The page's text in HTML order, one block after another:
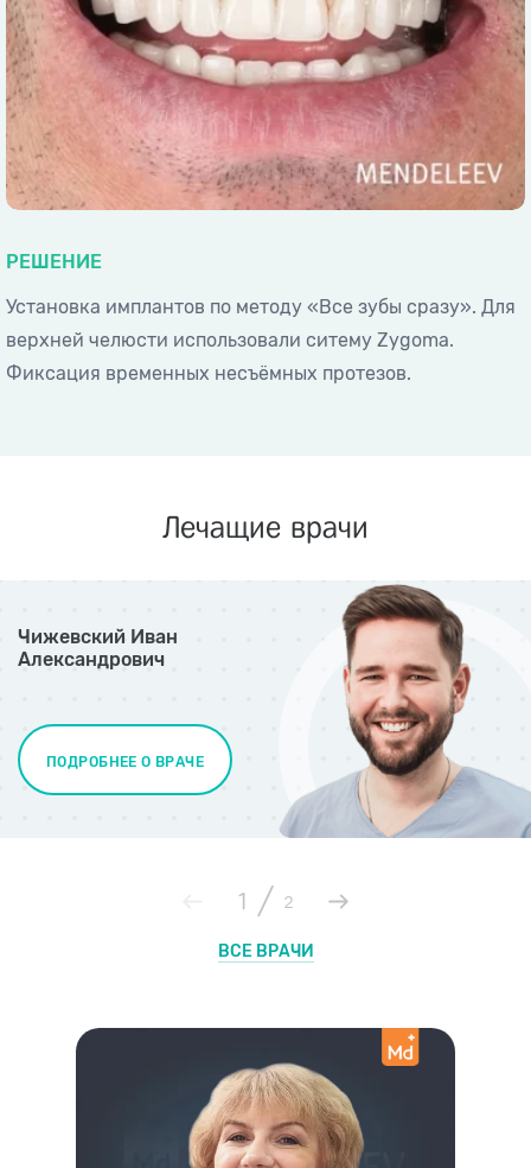
РЕШЕНИЕ
Установка имплантов по методу «Все зубы сразу». Для
верхней челюсти использовали ситему Zygoma.
Фиксация временных несъёмных протезов.
Лечащие врачи
Чижевский Иван
Александрович
ПОДРОБНЕЕ О ВРАЧЕ
1 / 2
ВСЕ ВРАЧИ